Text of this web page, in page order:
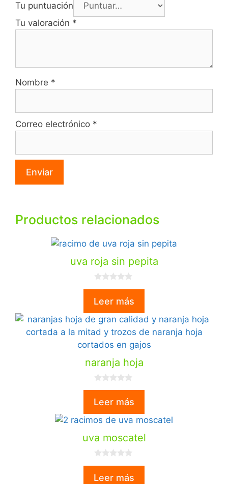
Tu puntuación
Tu valoración *
Nombre *
Correo electrónico *
Productos relacionados
uva roja sin pepita
Leer más
naranja hoja
Leer más
uva moscatel
Leer más